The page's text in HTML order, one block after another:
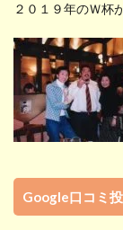
２０１９年のＷ杯
Google口コミ